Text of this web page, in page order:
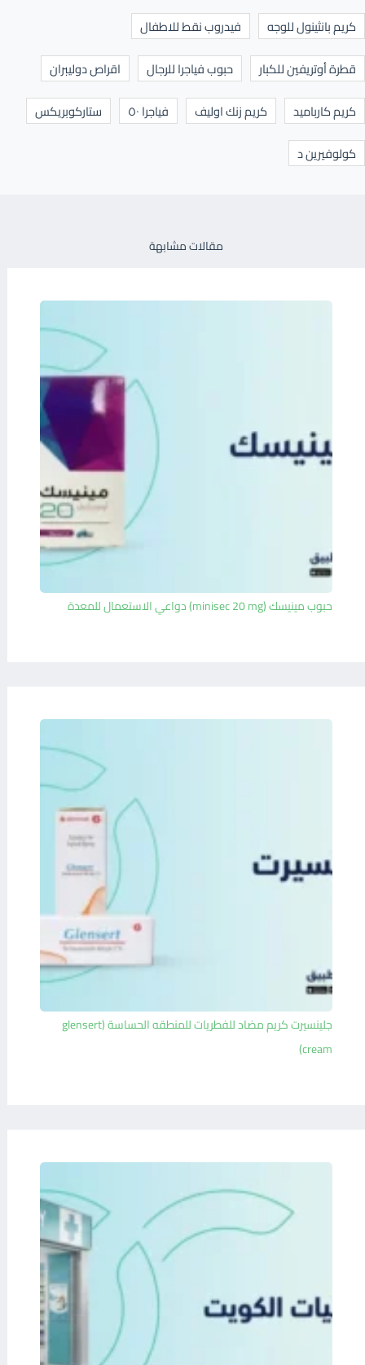
كريم بانثينول للوجه
فيدروب نقط للاطفال
قطرة أوتريفين للكبار
حبوب فياجرا للرجال
اقراص دوليبران
كريم كارباميد
كريم زنك اوليف فياجرا ٥٠
ستاركوبريكس
كولوفيرين د
مقالات مشابهة
حبوب مينيسك (minisec 20 mg) دواعي الاستعمال للمعدة
جلينسيرت كريم مضاد للفطريات للمنطقه الحساسة (glensert
cream)